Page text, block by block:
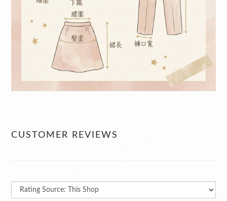
CUSTOMER REVIEWS